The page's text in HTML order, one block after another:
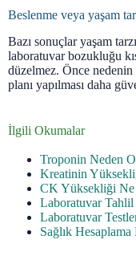
Beslenme veya yaşam
Bazı sonuçlar yaşam
laboratuvar bozukluğu
düzelmez. Önce nedenin
planı yapılması daha
İlgili Okumalar
Troponin Neden
Kreatinin
CK Yüksekliği
Laboratuvar Tahlil
Laboratuvar
Sağlık Hesaplama